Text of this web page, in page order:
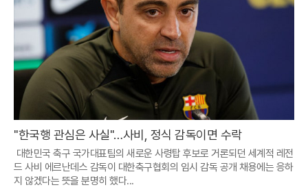
"한국행 관심은 사실"…사비, 정식 감독이면 수락
대한민국 축구 국가대표팀의 새로운 사령탑 후보로 거론되던 세계적 레전
드 사비 에르난데스 감독이 대한축구협회의 임시 감독 공개 채용에는 응하
지 않겠다는 뜻을 분명히 했다...